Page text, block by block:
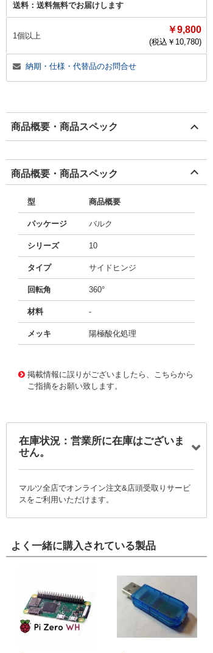
送料： 送料無料でお届けします
1個以上
￥9,800
(税込￥ 10,780)
納期・仕様・代替品のお問合せ
商品概要・商品スペック
商品概要・商品スペック
型 商品概要
パッケージ バルク
シリーズ 10
タイプ サイドヒンジ
回転角 360°
材料 -
メッキ 陽極酸化処理
掲載情報に誤りがございましたら、こちらから
ご指摘をお願い致します。
在庫状況：営業所に在庫はございま
せん。
マルツ全店でオンライン注文&店頭受取りサービ
スをご利用いただけます。
よく一緒に購入されている製品